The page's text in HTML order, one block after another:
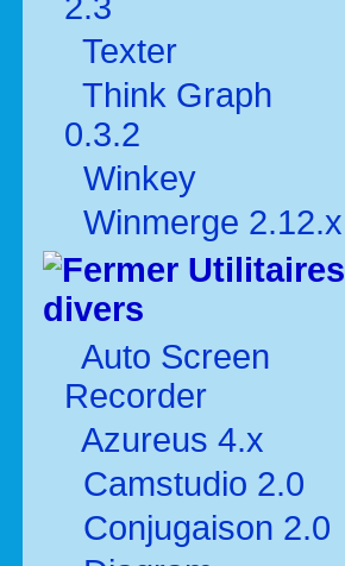
Texter
Think Graph
0.3.2
Winkey
Winmerge 2.12.x
Utilitaires
divers
Auto Screen
Recorder
Azureus 4.x
Camstudio 2.0
Conjugaison 2.0